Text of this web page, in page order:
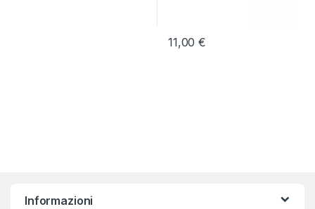
11,00€
Informazioni